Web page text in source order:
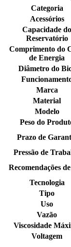
Categoria
Acessórios
Capacidade do
Reservatório
Comprimento do
de Energia
Diâmetro do
Marca
Material
Modelo
Peso do
Prazo de
Pressão de
Recomendações
Tecnologia
Tipo
Uso
Vazão
Viscosidade
Voltagem